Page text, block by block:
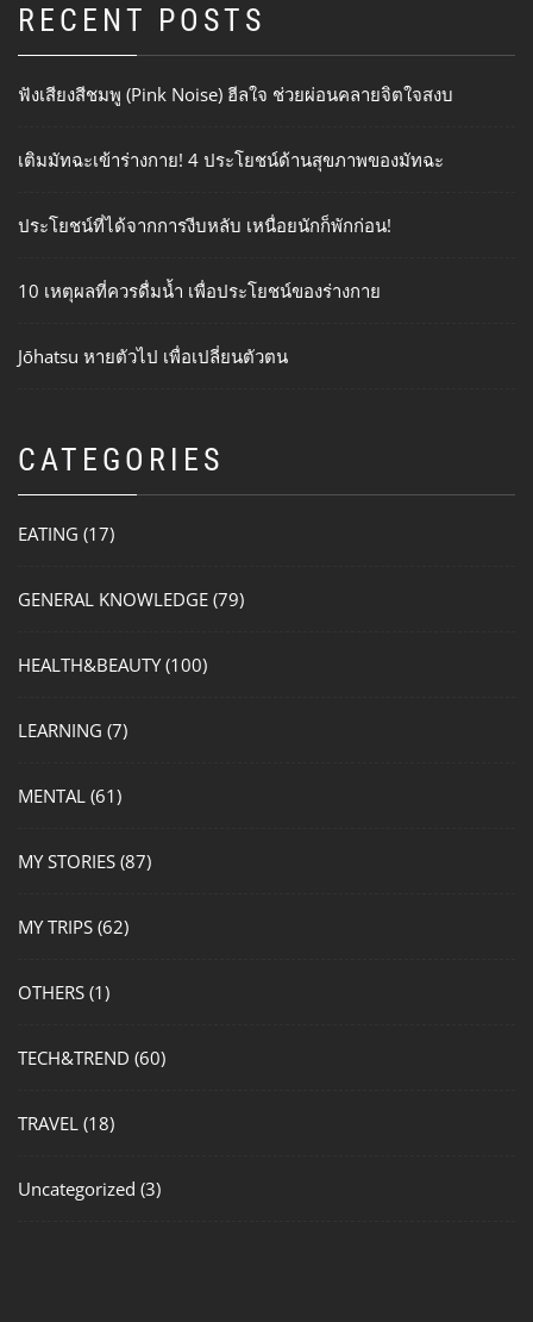
RECENT POSTS
ฟังเสียงสีชมพู (Pink Noise) ฮีลใจ ช่วยผ่อนคลายจิตใจสงบ
เติมมัทฉะเข้าร่างกาย! 4 ประโยชน์ด้านสุขภาพของมัทฉะ
ประโยชน์ที่ได้จากการงีบหลับ เหนื่อยนักก็พักก่อน!
10 เหตุผลที่ควรดื่มน้ำ เพื่อประโยชน์ของร่างกาย
Jōhatsu หายตัวไป เพื่อเปลี่ยนตัวตน
CATEGORIES
EATING (17)
GENERAL KNOWLEDGE (79)
HEALTH&BEAUTY(100)
LEARNING (7)
MENTAL (61)
MY STORIES (87)
MY TRIPS (62)
OTHERS (1)
TECH&TREND (60)
TRAVEL (18)
Uncategorized (3)